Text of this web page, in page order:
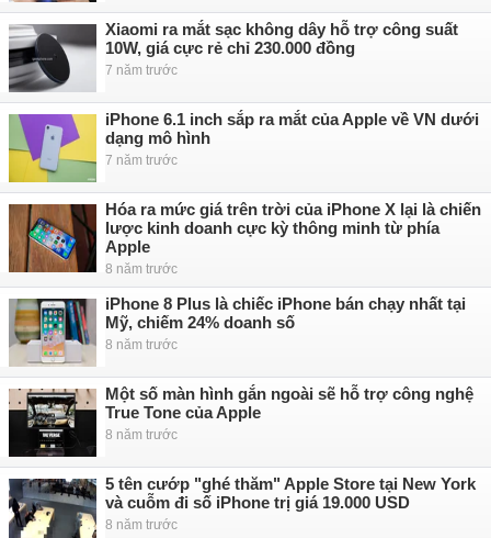
Xiaomi ra mắt sạc không dây hỗ trợ công suất
10W, giá cực rẻ chỉ 230.000 đồng
7 năm trước
iPhone 6.1 inch sắp ra mắt của Apple về VN dưới
dạng mô hình
7 năm trước
Hóa ra mức giá trên trời của iPhone X lại là chiến
lược kinh doanh cực kỳ thông minh từ phía
Apple
8 năm trước
iPhone 8 Plus là chiếc iPhone bán chạy nhất tại
Mỹ, chiếm 24% doanh số
8 năm trước
Một số màn hình gắn ngoài sẽ hỗ trợ công nghệ
True Tone của Apple
8 năm trước
5 tên cướp "ghé thăm" Apple Store tại New York
và cuỗm đi số iPhone trị giá 19.000 USD
8 năm trước